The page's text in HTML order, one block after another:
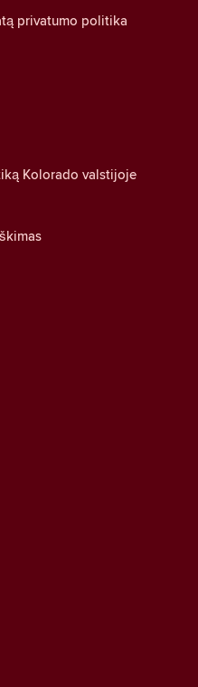
privatumo politika
Kolorado valstijoje